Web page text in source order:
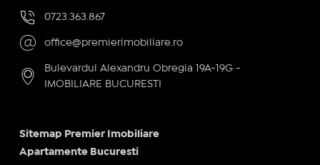
0723.363.867
office@premierimobiliare.ro
Bulevardul Alexandru Obregia 19A-19G -
IMOBILIARE BUCURESTI
Sitemap Premier Imobiliare
Apartamente Bucuresti